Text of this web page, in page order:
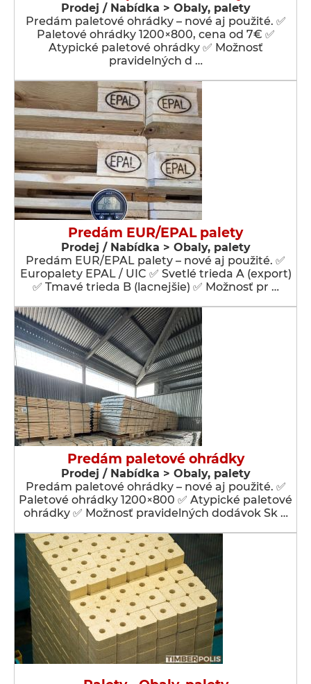
Prodej / Nabídka > Obaly, palety
Predám paletové ohrádky – nové aj použité. ✅
Paletové ohrádky 1200×800, cena od 7€ ✅
Atypické paletové ohrádky ✅ Možnosť
pravidelných d …
Predám EUR/EPAL palety
Prodej / Nabídka > Obaly, palety
Predám EUR/EPAL palety – nové aj použité. ✅
Europalety EPAL / UIC ✅ Svetlé trieda A (export)
✅ Tmavé trieda B (lacnejšie) ✅ Možnosť pr …
Predám paletové ohrádky
Prodej / Nabídka > Obaly, palety
Predám paletové ohrádky – nové aj použité. ✅
Paletové ohrádky 1200×800 ✅ Atypické paletové
ohrádky ✅ Možnosť pravidelných dodávok Sk …